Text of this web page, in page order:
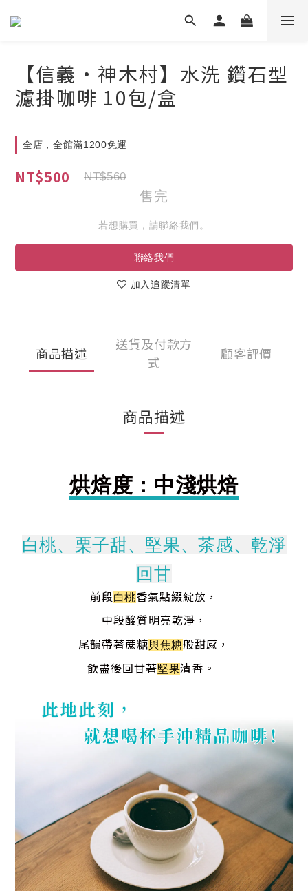
【信義•神木村】水洗 鑽石型
濾掛咖啡 10包/盒
全店，全館滿1200免運
NT$500 NT$560
售完
若想購買，請聯絡我們。
聯絡我們
加入追蹤清單
商品描述
送貨及付款方
式
顧客評價
商品描述
烘焙度：中淺烘焙
白桃、栗子甜、堅果、茶感、乾淨
回甘
前段白桃香氣點綴綻放，
中段酸質明亮乾淨，
尾韻帶著蔗糖與焦糖般甜感，
飲盡後回甘著堅果清香。